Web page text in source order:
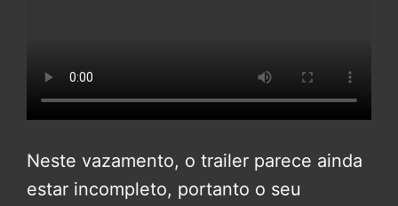
Neste vazamento, o trailer parece ainda
estar incompleto, portanto o seu